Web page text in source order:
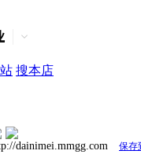
搜本店
dainimei.mmgg.com 保存